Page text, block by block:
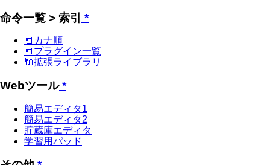
命令一覧 > 索引 *
📒カナ順
📒プラグイン一覧
🔌拡張ライブラリ
Webツール*
簡易エディタ1
簡易エディタ2
貯蔵庫エディタ
学習用パッド